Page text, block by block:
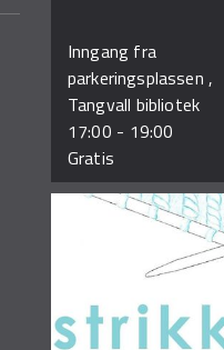
Inngang fra
parkeringsplassen ,
Tangvall bibliotek
17:00 - 19:00
Gratis